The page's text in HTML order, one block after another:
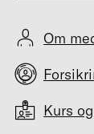
Om
Kurs